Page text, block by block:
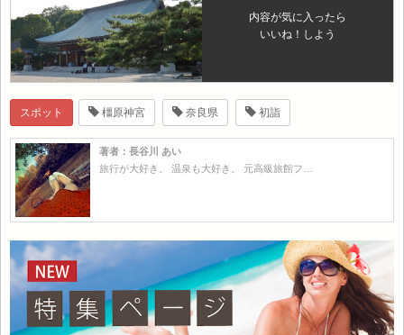
内容が気に入ったら
いいね！しよう
スポット 橿原神宮 奈良県 初詣
著者：長谷川 あい
旅行が大好き。 温泉も大好き。 元高級旅館フ…